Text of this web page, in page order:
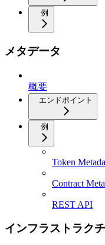
例
メタデータ
概要
エンドポイント
例
Token
Contract
REST API
インフラストラク